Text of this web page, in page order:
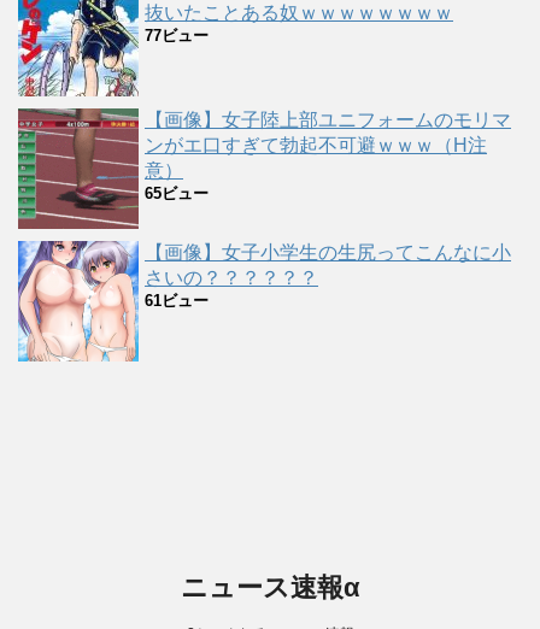
抜いたことある奴ｗｗｗｗｗｗｗｗ
77ビュー
【画像】女子陸上部ユニフォームのモリマ
ンがエ口すぎて勃起不可避ｗｗｗ（H注
意）
65ビュー
【画像】女子小学生の生尻ってこんなに小
さいの？？？？？？
61ビュー
ニュース速報α